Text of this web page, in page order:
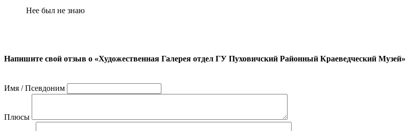
Нее был не знаю
Напишите свой отзыв о «Художественная Галерея отдел ГУ Пуховичский Районный Краеведческий Музей»
Имя / Псевдоним
Плюсы